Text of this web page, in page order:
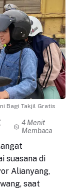
Bagi Takjil Gratis
4 Menit
Membaca
suasana di
Alianyang,
saat